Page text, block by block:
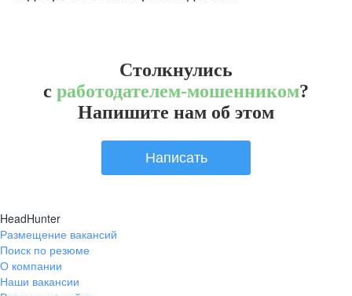
Столкнулись
с работодателем-мошенником?
Напишите нам об этом
Написать
HeadHunter
Размещение вакансий
Поиск по резюме
О компании
Наши вакансии